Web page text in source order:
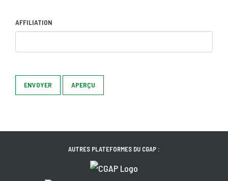
AFFILIATION
ENVOYER APERÇU
AUTRES PLATEFORMES DU CGAP :